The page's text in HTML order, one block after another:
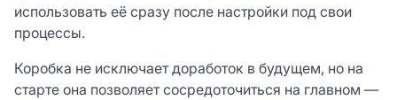
использовать её сразу после настройки под свои
процессы.
Коробка не исключает доработок в будущем, но на
старте она позволяет сосредоточиться на главном —